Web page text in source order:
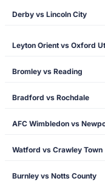
Derby vs Lincoln City
Leyton Orient vs Oxford
Bromley vs Reading
Bradford vs Rochdale
AFC Wimbledon vs
Watford vs Crawley Town
Burnley vs Notts County